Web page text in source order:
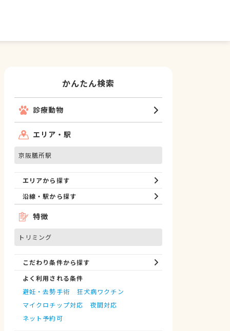
かんたん検索
診療動物
エリア・駅
京阪膳所駅
エリアから探す
沿線・駅から探す
特徴
トリミング
こだわり条件から探す
よく利用される条件
避妊・去勢手術
狂犬病ワクチン
マイクロチップ対応
夜間対応
ネット予約可